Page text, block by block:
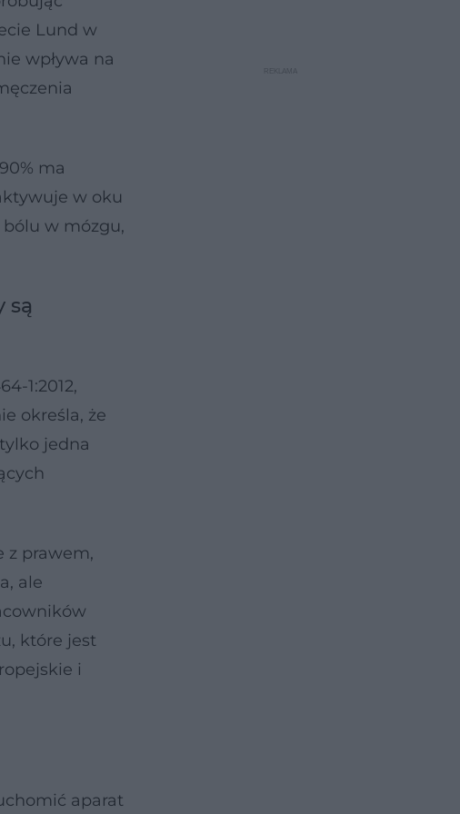
Lund w
wpływa na
ma
w oku
bólu w mózgu,
są
1:2012,
określa, że
jedna
z prawem,
ale
które jest
i
aparat